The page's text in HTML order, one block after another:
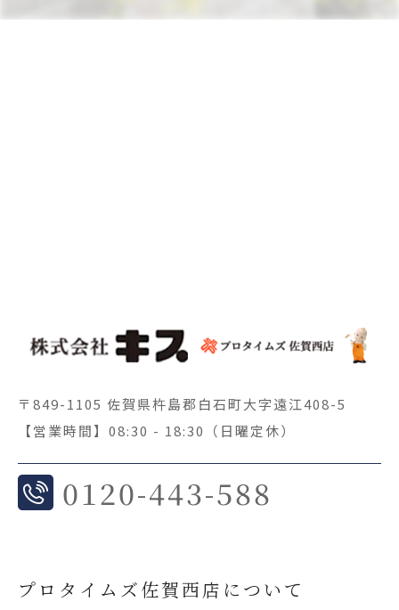
〒849-1105 佐賀県杵島郡白石町大字遠江408-5
【営業時間】08:30 - 18:30（日曜定休）
0120-443-588
プロタイムズ佐賀西店について